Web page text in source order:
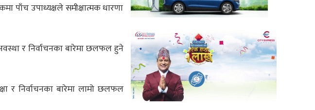
पाँच उपाध्यक्षले समीक्षात्मक धारणा
र निर्वाचनका बारेमा छलफल हुने
र निर्वाचनका बारेमा लामो छलफल